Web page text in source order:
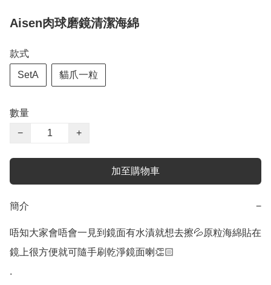
Aisen肉球磨鏡清潔海綿
款式
SetA 貓爪一粒
數量
−
+
加至購物車
簡介 −
唔知大家會唔會一見到鏡面有水漬就想去擦💦原粒海綿貼在
鏡上很方便就可隨手刷乾淨鏡面喇👏🏻
.